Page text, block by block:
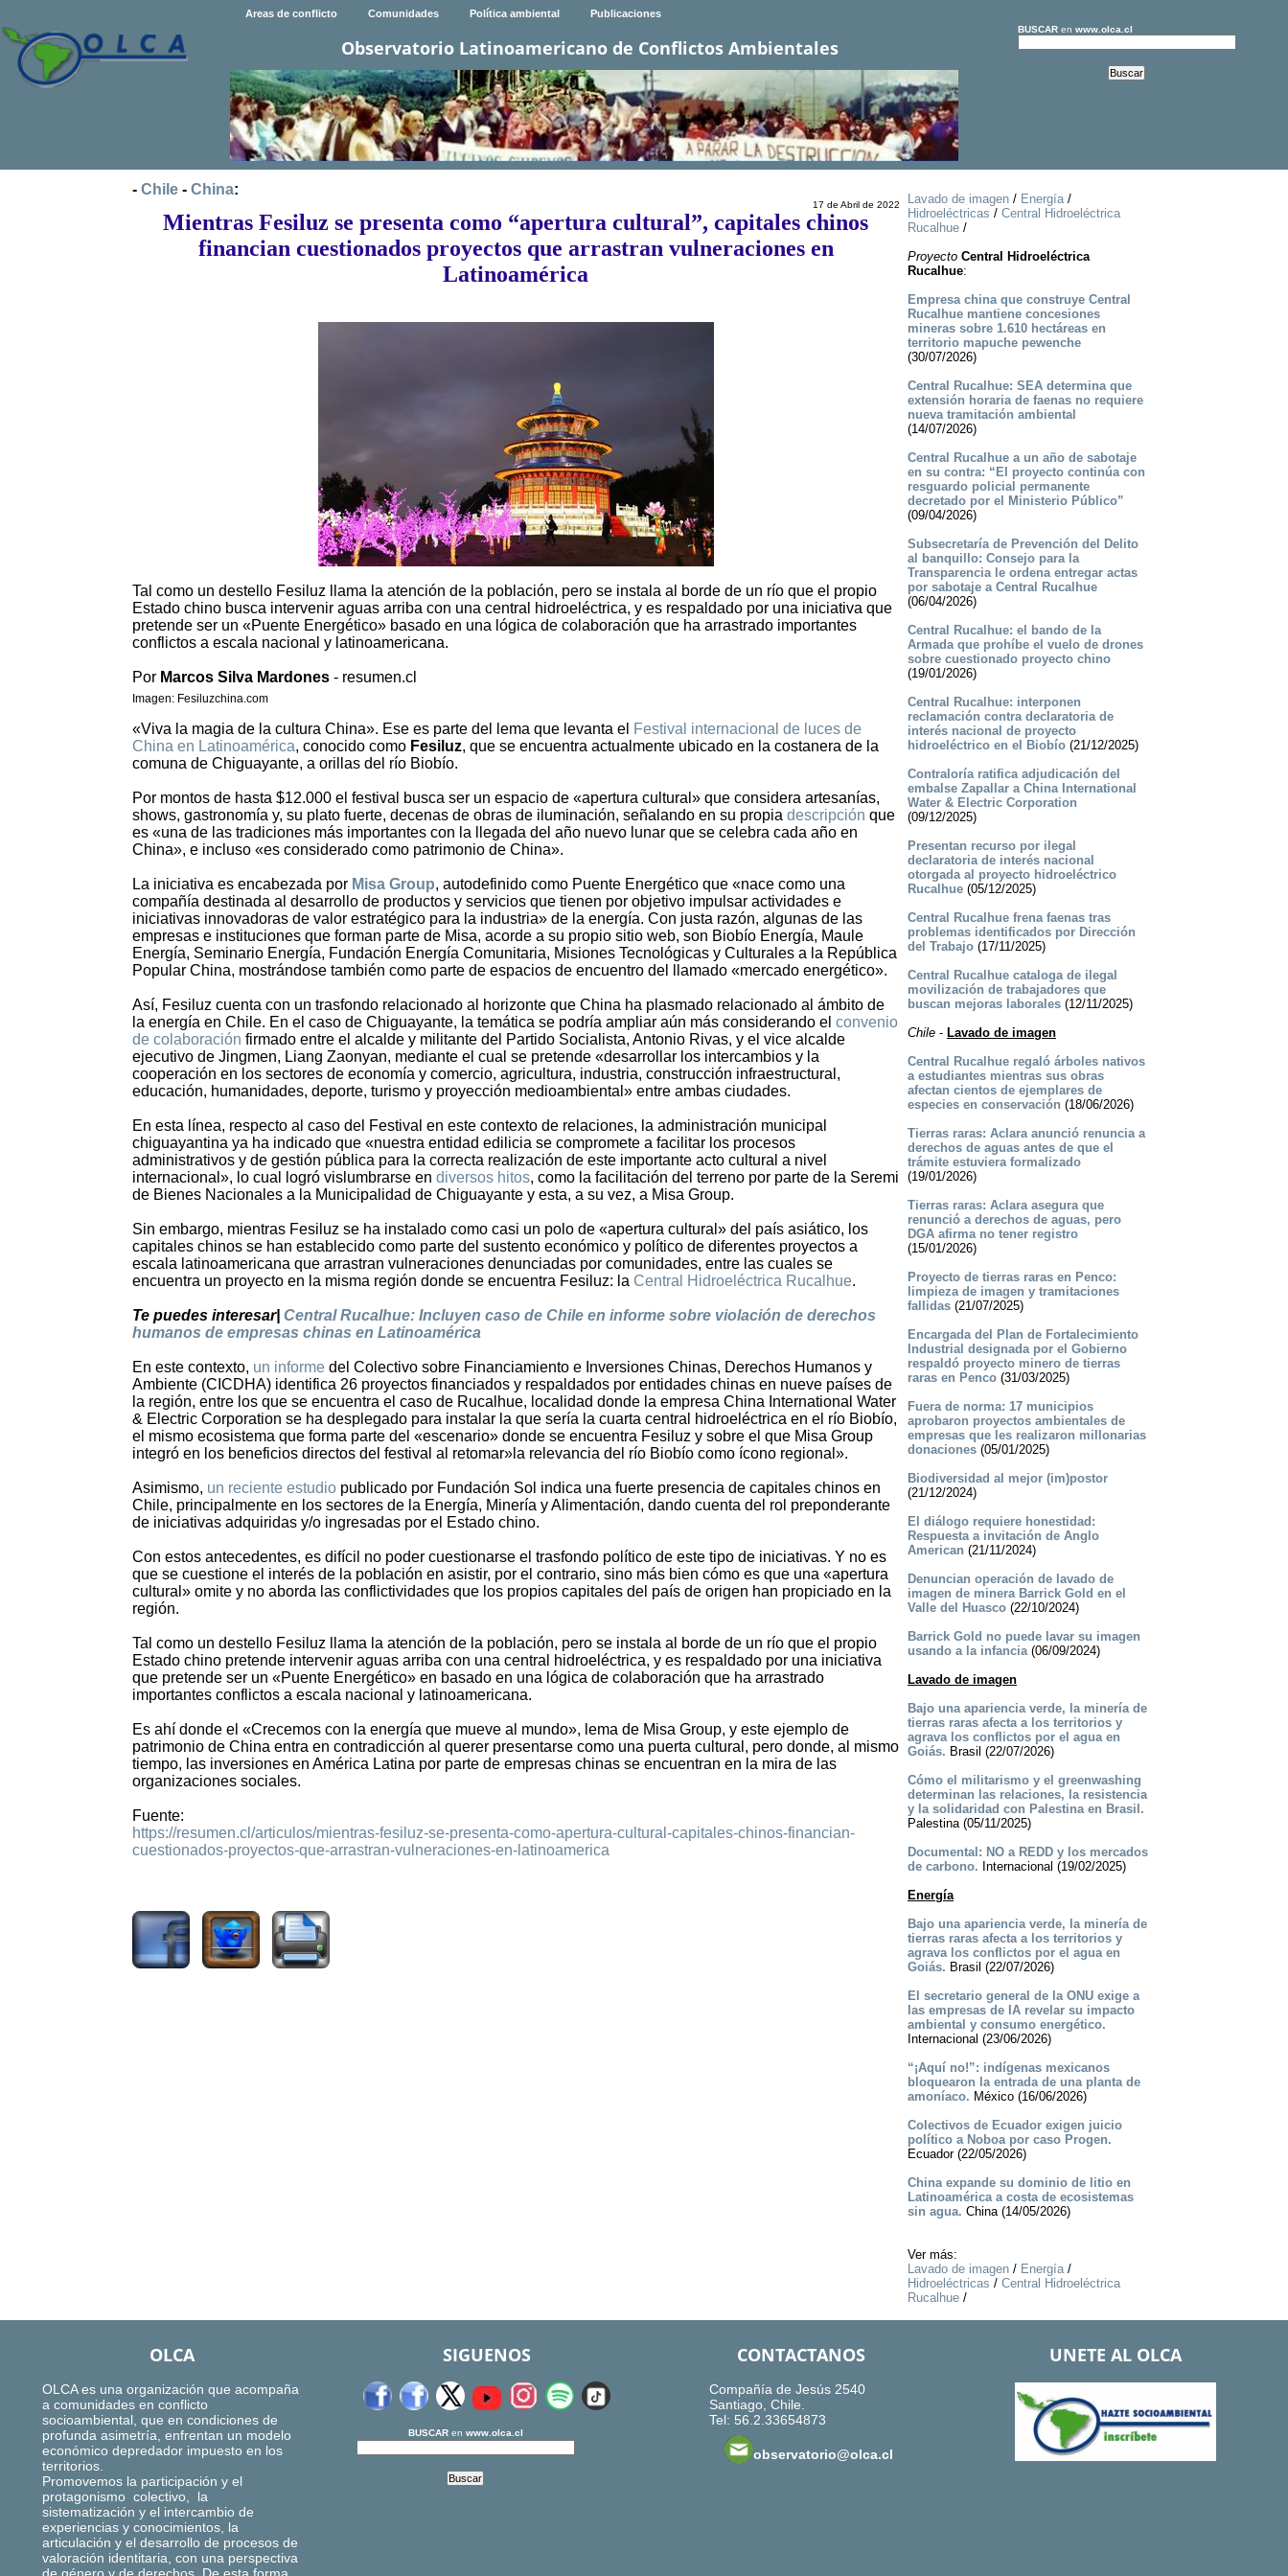
Areas de conflicto Comunidades Política ambiental Publicaciones
Observatorio Latinoamericano de Conflictos Ambientales
BUSCARen www.olca.cl
- Chile - China:
17 de Abril de 2022
Mientras Fesiluz se presenta como “apertura cultural”, capitales chinos
financian cuestionados proyectos que arrastran vulneraciones en
Latinoamérica
Tal como un destello Fesiluz llama la atención de la población, pero se instala al borde de un río que el propio
Estado chino busca intervenir aguas arriba con una central hidroeléctrica, y es respaldado por una iniciativa que
pretende ser un «Puente Energético» basado en una lógica de colaboración que ha arrastrado importantes
conflictos a escala nacional y latinoamericana.
Por Marcos Silva Mardones - resumen.cl
Imagen: Fesiluzchina.com
«Viva la magia de la cultura China». Ese es parte del lema que levanta el Festival internacional de luces de
China en Latinoamérica, conocido como Fesiluz, que se encuentra actualmente ubicado en la costanera de la
comuna de Chiguayante, a orillas del río Biobío.
Por montos de hasta $12.000 el festival busca ser un espacio de «apertura cultural» que considera artesanías,
shows, gastronomía y, su plato fuerte, decenas de obras de iluminación, señalando en su propia descripción que
es «una de las tradiciones más importantes con la llegada del año nuevo lunar que se celebra cada año en
China», e incluso «es considerado como patrimonio de China».
La iniciativa es encabezada por Misa Group, autodefinido como Puente Energético que «nace como una
compañía destinada al desarrollo de productos y servicios que tienen por objetivo impulsar actividades e
iniciativas innovadoras de valor estratégico para la industria» de la energía. Con justa razón, algunas de las
empresas e instituciones que forman parte de Misa, acorde a su propio sitio web, son Biobío Energía, Maule
Energía, Seminario Energía, Fundación Energía Comunitaria, Misiones Tecnológicas y Culturales a la República
Popular China, mostrándose también como parte de espacios de encuentro del llamado «mercado energético».
Así, Fesiluz cuenta con un trasfondo relacionado al horizonte que China ha plasmado relacionado al ámbito de
la energía en Chile. En el caso de Chiguayante, la temática se podría ampliar aún más considerando el convenio
de colaboración firmado entre el alcalde y militante del Partido Socialista, Antonio Rivas, y el vice alcalde
ejecutivo de Jingmen, Liang Zaonyan, mediante el cual se pretende «desarrollar los intercambios y la
cooperación en los sectores de economía y comercio, agricultura, industria, construcción infraestructural,
educación, humanidades, deporte, turismo y proyección medioambiental» entre ambas ciudades.
En esta línea, respecto al caso del Festival en este contexto de relaciones, la administración municipal
chiguayantina ya ha indicado que «nuestra entidad edilicia se compromete a facilitar los procesos
administrativos y de gestión pública para la correcta realización de este importante acto cultural a nivel
internacional», lo cual logró vislumbrarse en diversos hitos, como la facilitación del terreno por parte de la Seremi
de Bienes Nacionales a la Municipalidad de Chiguayante y esta, a su vez, a Misa Group.
Sin embargo, mientras Fesiluz se ha instalado como casi un polo de «apertura cultural» del país asiático, los
capitales chinos se han establecido como parte del sustento económico y político de diferentes proyectos a
escala latinoamericana que arrastran vulneraciones denunciadas por comunidades, entre las cuales se
encuentra un proyecto en la misma región donde se encuentra Fesiluz: la Central Hidroeléctrica Rucalhue.
Te puedes interesar| Central Rucalhue: Incluyen caso de Chile en informe sobre violación de derechos
humanos de empresas chinas en Latinoamérica
En este contexto, un informe del Colectivo sobre Financiamiento e Inversiones Chinas, Derechos Humanos y
Ambiente (CICDHA) identifica 26 proyectos financiados y respaldados por entidades chinas en nueve países de
la región, entre los que se encuentra el caso de Rucalhue, localidad donde la empresa China International Water
& Electric Corporation se ha desplegado para instalar la que sería la cuarta central hidroeléctrica en el río Biobío,
el mismo ecosistema que forma parte del «escenario» donde se encuentra Fesiluz y sobre el que Misa Group
integró en los beneficios directos del festival al retomar»la relevancia del río Biobío como ícono regional».
Asimismo, un reciente estudio publicado por Fundación Sol indica una fuerte presencia de capitales chinos en
Chile, principalmente en los sectores de la Energía, Minería y Alimentación, dando cuenta del rol preponderante
de iniciativas adquiridas y/o ingresadas por el Estado chino.
Con estos antecedentes, es difícil no poder cuestionarse el trasfondo político de este tipo de iniciativas. Y no es
que se cuestione el interés de la población en asistir, por el contrario, sino más bien cómo es que una «apertura
cultural» omite y no aborda las conflictividades que los propios capitales del país de origen han propiciado en la
región.
Tal como un destello Fesiluz llama la atención de la población, pero se instala al borde de un río que el propio
Estado chino pretende intervenir aguas arriba con una central hidroeléctrica, y es respaldado por una iniciativa
que pretende ser un «Puente Energético» en basado en una lógica de colaboración que ha arrastrado
importantes conflictos a escala nacional y latinoamericana.
Es ahí donde el «Crecemos con la energía que mueve al mundo», lema de Misa Group, y este ejemplo de
patrimonio de China entra en contradicción al querer presentarse como una puerta cultural, pero donde, al mismo
tiempo, las inversiones en América Latina por parte de empresas chinas se encuentran en la mira de las
organizaciones sociales.
Fuente:
https://resumen.cl/articulos/mientras-fesiluz-se-presenta-como-apertura-cultural-capitales-chinos-financian-
cuestionados-proyectos-que-arrastran-vulneraciones-en-latinoamerica
Lavado de imagen/ Energía/
Hidroeléctricas / Central Hidroeléctrica
Rucalhue/
Proyecto Central Hidroeléctrica
Rucalhue:
Empresa china que construye Central
Rucalhue mantiene concesiones
mineras sobre 1.610 hectáreas en
territorio mapuche pewenche
(30/07/2026)
Central Rucalhue: SEA determina que
extensión horaria de faenas no requiere
nueva tramitación ambiental
(14/07/2026)
Central Rucalhue a un año de sabotaje
en su contra: “El proyecto continúa con
resguardo policial permanente
decretado por el Ministerio Público”
(09/04/2026)
Subsecretaría de Prevención del Delito
al banquillo: Consejo para la
Transparencia le ordena entregar actas
por sabotaje a Central Rucalhue
(06/04/2026)
Central Rucalhue: el bando de la
Armada que prohíbe el vuelo de drones
sobre cuestionado proyecto chino
(19/01/2026)
Central Rucalhue: interponen
reclamación contra declaratoria de
interés nacional de proyecto
hidroeléctrico en el Biobío(21/12/2025)
Contraloría ratifica adjudicación del
embalse Zapallar a China International
Water & Electric Corporation
(09/12/2025)
Presentan recurso por ilegal
declaratoria de interés nacional
otorgada al proyecto hidroeléctrico
Rucalhue(05/12/2025)
Central Rucalhue frena faenas tras
problemas identificados por Dirección
del Trabajo(17/11/2025)
Central Rucalhue cataloga de ilegal
movilización de trabajadores que
buscan mejoras laborales(12/11/2025)
Chile- Lavado de imagen
Central Rucalhue regaló árboles nativos
a estudiantes mientras sus obras
afectan cientos de ejemplares de
especies en conservación (18/06/2026)
Tierras raras: Aclara anunció renuncia a
derechos de aguas antes de que el
trámite estuviera formalizado
(19/01/2026)
Tierras raras: Aclara asegura que
renunció a derechos de aguas, pero
DGA afirma no tener registro
(15/01/2026)
Proyecto de tierras raras en Penco:
limpieza de imagen y tramitaciones
fallidas(21/07/2025)
Encargada del Plan de Fortalecimiento
Industrial designada por el Gobierno
respaldó proyecto minero de tierras
raras en Penco(31/03/2025)
Fuera de norma: 17 municipios
aprobaron proyectos ambientales de
empresas que les realizaron millonarias
donaciones(05/01/2025)
Biodiversidad al mejor (im)postor
(21/12/2024)
El diálogo requiere honestidad:
Respuesta a invitación de Anglo
American (21/11/2024)
Denuncian operación de lavado de
imagen de minera Barrick Gold en el
Valle del Huasco(22/10/2024)
Barrick Gold no puede lavar su imagen
usando a la infancia(06/09/2024)
Lavado de imagen
Bajo una apariencia verde, la minería de
tierras raras afecta a los territorios y
agrava los conflictos por el agua en
Goiás. Brasil (22/07/2026)
Cómo el militarismo y el greenwashing
determinan las relaciones, la resistencia
y la solidaridad con Palestina en Brasil.
Palestina (05/11/2025)
Documental: NO a REDD y los mercados
de carbono. Internacional (19/02/2025)
Energía
Bajo una apariencia verde, la minería de
tierras raras afecta a los territorios y
agrava los conflictos por el agua en
Goiás. Brasil (22/07/2026)
El secretario general de la ONU exige a
las empresas de IA revelar su impacto
ambiental y consumo energético.
Internacional (23/06/2026)
“¡Aquí no!”: indígenas mexicanos
bloquearon la entrada de una planta de
amoníaco. México (16/06/2026)
Colectivos de Ecuador exigen juicio
político a Noboa por caso Progen.
Ecuador (22/05/2026)
China expande su dominio de litio en
Latinoamérica a costa de ecosistemas
sin agua. China (14/05/2026)
Ver más:
Lavado de imagen/ Energía/
Hidroeléctricas / Central Hidroeléctrica
Rucalhue/
OLCA
OLCA es una organización que acompaña
a comunidades en conflicto
socioambiental, que en condiciones de
profunda asimetría, enfrentan un modelo
económico depredador impuesto en los
territorios.
Promovemos la participación y el
protagonismo colectivo, la
sistematización y el intercambio de
experiencias y conocimientos, la
articulación y el desarrollo de procesos de
valoración identitaria, con una perspectiva
SIGUENOS
BUSCARen www.olca.cl
CONTACTANOS
Compañía de Jesús 2540
Santiago, Chile.
Tel: 56.2.33654873
observatorio@olca.cl
UNETE AL OLCA